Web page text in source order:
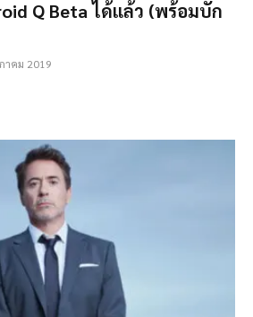
Q Beta ได้แล้ว (พร้อมบั๊ก
าคม 2019